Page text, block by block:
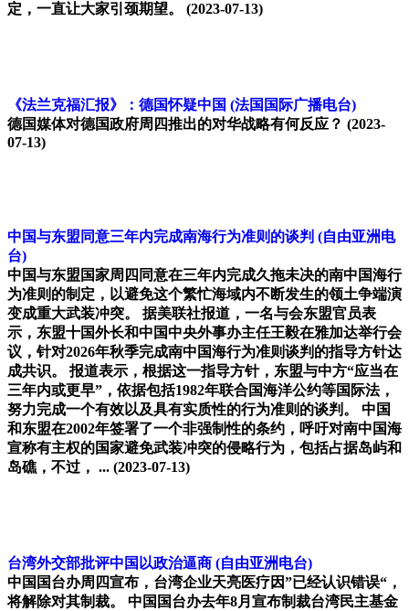
定，一直让大家引颈期望。 (2023-07-13)
《法兰克福汇报》：德国怀疑中国 (法国国际广播电台)
德国媒体对德国政府周四推出的对华战略有何反应？ (2023-
07-13)
中国与东盟同意三年内完成南海行为准则的谈判 (自由亚洲电
台)
中国与东盟国家周四同意在三年内完成久拖未决的南中国海行
为准则的制定，以避免这个繁忙海域内不断发生的领土争端演
变成重大武装冲突。 据美联社报道，一名与会东盟官员表
示，东盟十国外长和中国中央外事办主任王毅在雅加达举行会
议，针对2026年秋季完成南中国海行为准则谈判的指导方针达
成共识。 报道表示，根据这一指导方针，东盟与中方“应当在
三年内或更早”，依据包括1982年联合国海洋公约等国际法，
努力完成一个有效以及具有实质性的行为准则的谈判。 中国
和东盟在2002年签署了一个非强制性的条约，呼吁对南中国海
宣称有主权的国家避免武装冲突的侵略行为，包括占据岛屿和
岛礁，不过， ... (2023-07-13)
台湾外交部批评中国以政治逼商 (自由亚洲电台)
中国国台办周四宣布，台湾企业天亮医疗因”已经认识错误“，
将解除对其制裁。 中国国台办去年8月宣布制裁台湾民主基金